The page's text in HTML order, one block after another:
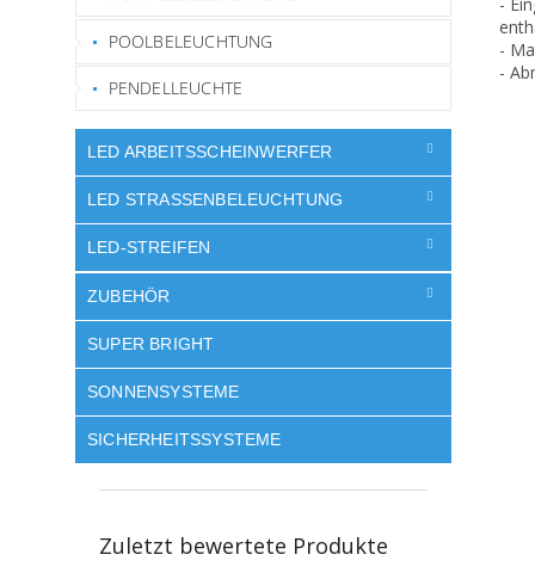
POOLBELEUCHTUNG
PENDELLEUCHTE
LED ARBEITSSCHEINWERFER
LED STRASSENBELEUCHTUNG
LED-STREIFEN
ZUBEHÖR
SUPER BRIGHT
SONNENSYSTEME
SICHERHEITSSYSTEME
Zuletzt bewertete Produkte
-
-